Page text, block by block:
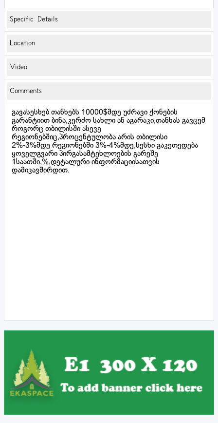
Specific Details
Location
Video
Comments
გავასესხებ თანხებს 10000$მდე უძრავი ქონების
გარანტიით ბინა,კერძო სახლი ან აგარაკი,თანხას გავცემ
როგორც თბილისში ასევე
რეგიონებშიც,პროცენტულობა არის თბილისი
2%-3%მდე რეგიონებში 3%-4%მდე,სესხი გაკეთედება
ყოველგვარი პირგასამტეხლოების გარეშე
1საათში,%,დეტალური ინფორმაციისათვის
დამიკავშირდით.